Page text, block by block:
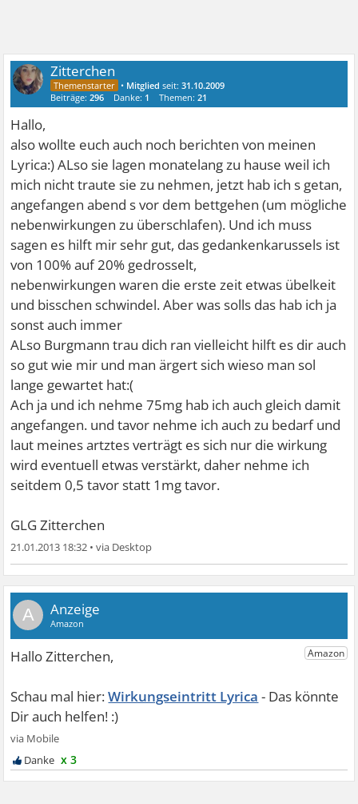
Zitterchen
• Mitglied seit:31.10.2009
Beiträge:296 Danke: 1 Themen:21
Hallo,
also wollte euch auch noch berichten von meinen
Lyrica:) ALso sie lagen monatelang zu hause weil ich
mich nicht traute sie zu nehmen, jetzt hab ich s getan,
angefangen abend s vor dem bettgehen (um mögliche
nebenwirkungen zu überschlafen). Und ich muss
sagen es hilft mir sehr gut, das gedankenkarussels ist
von 100% auf 20% gedrosselt,
nebenwirkungen waren die erste zeit etwas übelkeit
und bisschen schwindel. Aber was solls das hab ich ja
sonst auch immer
ALso Burgmann trau dich ran vielleicht hilft es dir auch
so gut wie mir und man ärgert sich wieso man sol
lange gewartet hat:(
Ach ja und ich nehme 75mg hab ich auch gleich damit
angefangen. und tavor nehme ich auch zu bedarf und
laut meines artztes verträgt es sich nur die wirkung
wird eventuell etwas verstärkt, daher nehme ich
seitdem 0,5 tavor statt 1mg tavor.
GLG Zitterchen
21.01.2013 18:32 •
A
Wirkungseintritt Lyrica
x 3